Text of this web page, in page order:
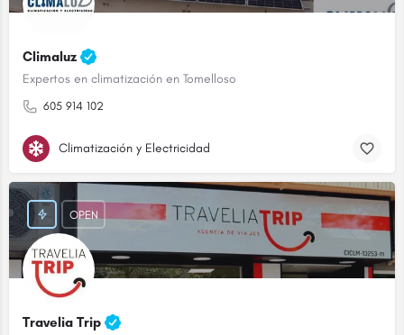
Climaluz
Expertos en climatización en Tomelloso
605 914 102
Climatización y Electricidad
Travelia Trip
OPEN